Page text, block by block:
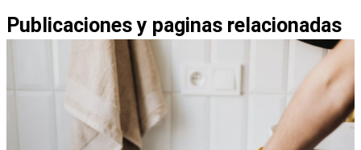
Publicaciones y paginas relacionadas